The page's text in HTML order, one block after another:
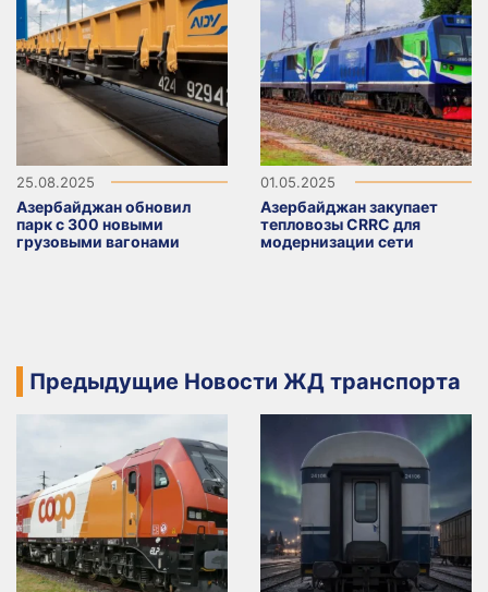
25.08.2025
Азербайджан обновил
парк с 300 новыми
грузовыми вагонами
01.05.2025
Азербайджан закупает
тепловозы CRRC для
модернизации сети
Предыдущие Новости ЖД транспорта